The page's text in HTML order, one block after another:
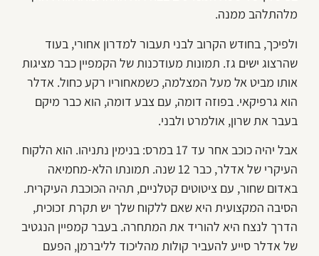
מלהתלהב ממנה.
ולפיכך, בחודש הקרוב לבני תעבור למדרון אחורי, בעוד
שהרצוג ישים גז. תמונות מעודכנות של הקמפיין כבר מציגות
אותו מביט אל מעל המצלמה, כשמאחוריו רקע כחול. אדלר
הוא גרפיקאי. בפוזה דומה, עם צבע דומה, הוא כבר מיקם
בעבר את שרון, אולמרט ולבני.
אבל יהיה כוכב אחר עד 17 במרס: בנימין נתניהו. הוא הלקוח
העיקרי של אדלר, כבר 12 שנה. תמונתו הלא-מחמיאה
באדום שחור, עם ציטוטים קטלניים, תהיה הכוכבת העיקרית.
הסיבה המקצועית היא שאם ללקוח שלך יש תקרת זכוכית,
הדרך לנצח היא להוריד את המתחרה. בעבר קמפיין הנגטיב
של אדלר סייע להעביר קולות מהליכוד לליברמן, הפעם